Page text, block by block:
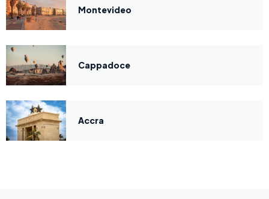
Montevideo
Cappadoce
Accra